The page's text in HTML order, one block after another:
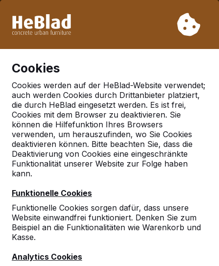
Woche 33 nicht. Bitte berücksichtigen Sie daher längere
Cookies
Cookies werden auf der HeBlad-Website verwendet;
auch werden Cookies durch Drittanbieter platziert,
die durch HeBlad eingesetzt werden. Es ist frei,
Cookies mit dem Browser zu deaktivieren. Sie
können die Hilfefunktion Ihres Browsers
verwenden, um herauszufinden, wo Sie Cookies
deaktivieren können. Bitte beachten Sie, dass die
Deaktivierung von Cookies eine eingeschränkte
Funktionalität unserer Website zur Folge haben
kann.
Funktionelle Cookies
Funktionelle Cookies sorgen dafür, dass unsere
Website einwandfrei funktioniert. Denken Sie zum
Beispiel an die Funktionalitäten wie Warenkorb und
Kasse.
Analytics Cookies
Tischtennistische